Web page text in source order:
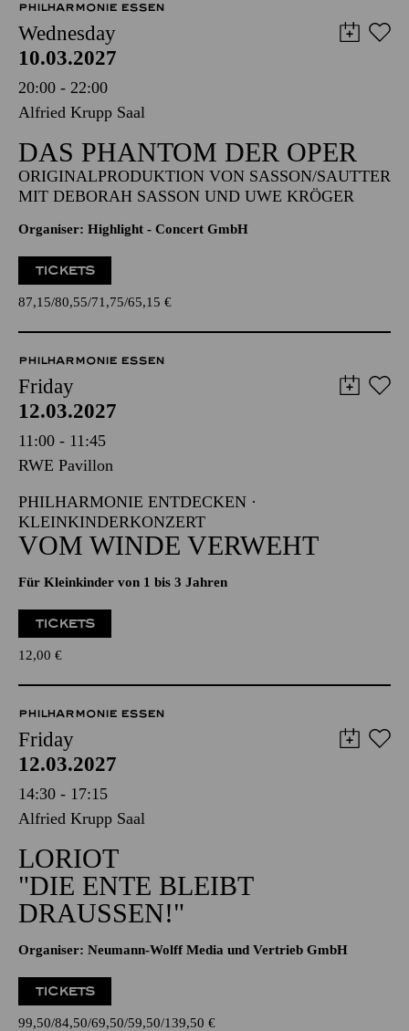
PHILHARMONIE ESSEN
Wednesday
10.03.2027
20:00 - 22:00
Alfried Krupp Saal
DAS PHANTOM DER OPER
ORIGINALPRODUKTION VON SASSON/SAUTTER
MIT DEBORAH SASSON UND UWE KRÖGER
Organiser: Highlight - Concert GmbH
TICKETS
87,15 80,55 71,75 65,15 €
PHILHARMONIE ESSEN
Friday
12.03.2027
11:00 - 11:45
RWE Pavillon
PHILHARMONIE ENTDECKEN ·
KLEINKINDERKONZERT
VOM WINDE VERWEHT
Für Kleinkinder von 1 bis 3 Jahren
TICKETS
12,00 €
PHILHARMONIE ESSEN
Friday
12.03.2027
14:30 - 17:15
Alfried Krupp Saal
LORIOT
"DIE ENTE BLEIBT
DRAUSSEN!"
Organiser: Neumann-Wolff Media und Vertrieb GmbH
TICKETS
99,50 84,50 69,50 59,50 139,50 €